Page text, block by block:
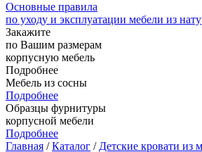
Основные правила
по уходу и эксплуатации мебели из
Закажите
по Вашим размерам
корпусную мебель
Подробнее
Мебель из сосны
Подробнее
Образцы фурнитуры
корпусной мебели
Подробнее
Главная /Каталог / Детские кровати из